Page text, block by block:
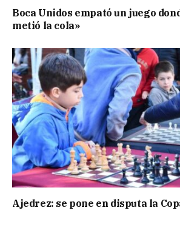
Boca Unidos empató un juego
metió la cola»
Ajedrez: se pone en disputa la